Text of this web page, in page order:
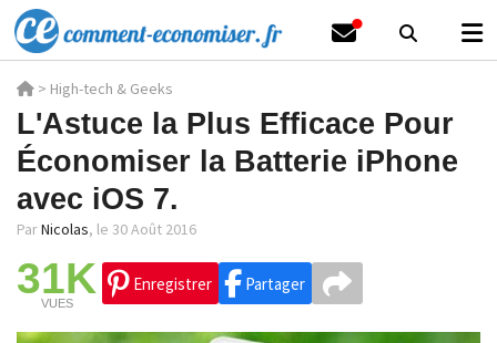
> High-tech & Geeks
L'Astuce la Plus Efficace Pour
Économiser la Batterie iPhone
avec iOS 7.
ParNicolas, le 30 Août 2016
31K
VUES
Enregistrer Partager